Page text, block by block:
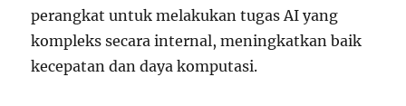
perangkat untuk melakukan tugas AI yang
kompleks secara internal, meningkatkan baik
kecepatan dan daya komputasi.